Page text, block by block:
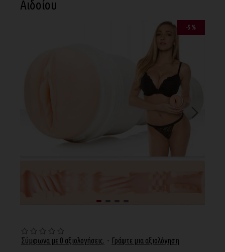
Αιδοίου
-5 %
Σύμφωνα με 0 αξιολογήσεις. - Γράψτε μια αξιολόγηση